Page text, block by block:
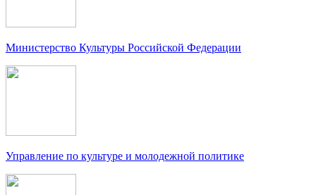
Министерство Культуры Российской Федерации
Управление по культуре и молодежной политике